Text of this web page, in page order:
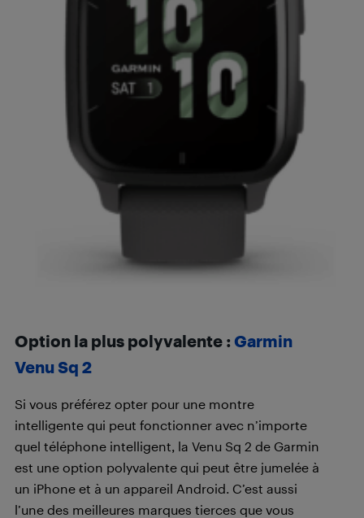
Option la plus polyvalente : Garmin
Venu Sq 2
Si vous préférez opter pour une montre
intelligente qui peut fonctionner avec n’importe
quel téléphone intelligent, la Venu Sq 2 de Garmin
est une option polyvalente qui peut être jumelée à
un iPhone et à un appareil Android. C’est aussi
l’une des meilleures marques tierces que vous